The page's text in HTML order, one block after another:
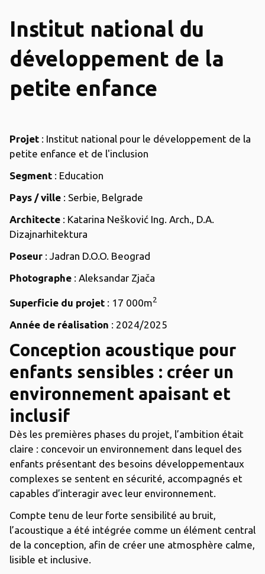
Institut national du
développement de la
petite enfance
Projet : Institut national pour le développement de la
petite enfance et de l'inclusion
Segment : Education
Pays / ville : Serbie, Belgrade
Architecte : Katarina Nešković Ing. Arch., D.A.
Dizajnarhitektura
Poseur : Jadran D.O.O. Beograd
Photographe : Aleksandar Zjača
Superficie du projet : 17 000m2
Année de réalisation : 2024/2025
Conception acoustique pour
enfants sensibles : créer un
environnement apaisant et
inclusif
Dès les premières phases du projet, l’ambition était
claire : concevoir un environnement dans lequel des
enfants présentant des besoins développementaux
complexes se sentent en sécurité, accompagnés et
capables d’interagir avec leur environnement.
Compte tenu de leur forte sensibilité au bruit,
l’acoustique a été intégrée comme un élément central
de la conception, afin de créer une atmosphère calme,
lisible et inclusive.